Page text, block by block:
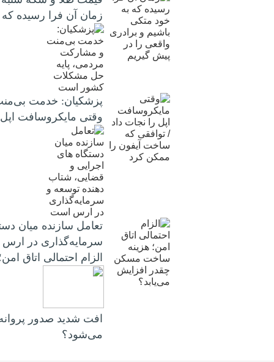
زمان آن فرا رسیده
پزشکیان: خدمت
وقتی مایکروسافت
تعامل سازنده میان
سرمایه‌گذاری در
الزام احتمالی اتاق
افت شدید صدور
می‌شود؟